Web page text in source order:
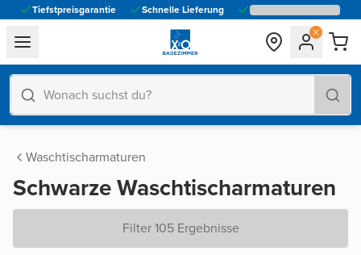
Tiefstpreisgarantie Schnelle Lieferung
general.navigation.toggle_menu.label
Waschtischarmaturen
Schwarze Waschtischarmaturen
Filter 105 Ergebnisse